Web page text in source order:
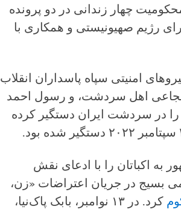
چهار زندانی در دو پرونده
رژیم صهیونیستی و همکاری با
امنیتی سپاه پاسداران انقلاب
آلی و آزاد شجاعی اهل سردشت، و رسول احمد
را در سردشت ایران دستگیر کرده
به اکباتان را با ادعای نقش
بسیج در جریان اعتراضات «زن،
کرد. در ۱۳ نوامبر، بابک پاک‌نیا،